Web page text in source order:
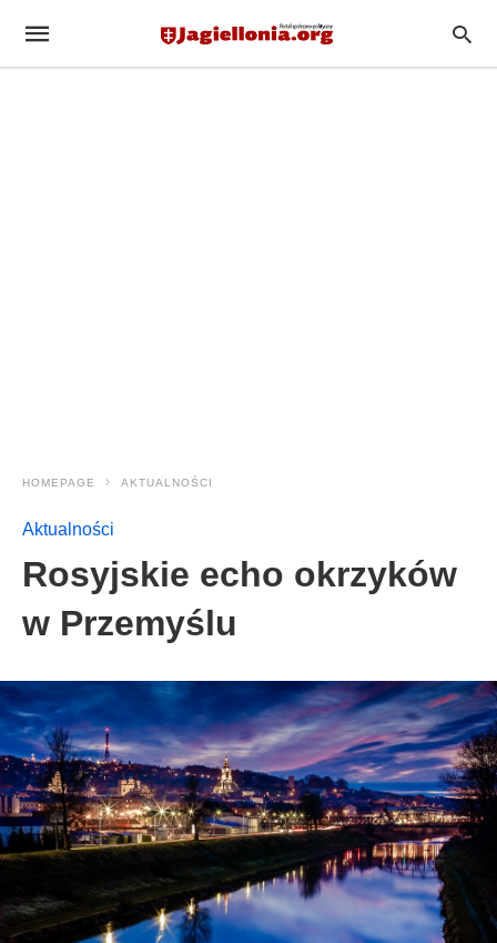
HOMEPAGE AKTUALNOŚCI
Aktualności
Rosyjskie echo okrzyków
w Przemyślu